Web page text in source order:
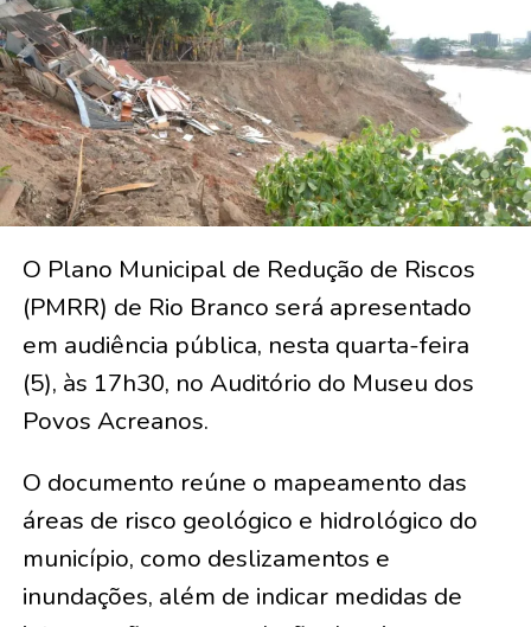
O Plano Municipal de Redução de Riscos
(PMRR) de Rio Branco será apresentado
em audiência pública, nesta quarta-feira
(5), às 17h30, no Auditório do Museu dos
Povos Acreanos.
O documento reúne o mapeamento das
áreas de risco geológico e hidrológico do
município, como deslizamentos e
inundações, além de indicar medidas de